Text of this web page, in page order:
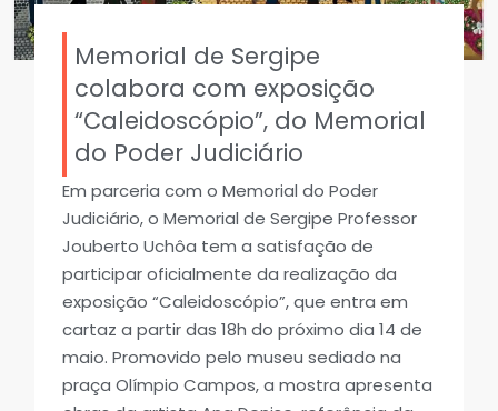
Memorial de Sergipe
colabora com exposição
“Caleidoscópio”, do Memorial
do Poder Judiciário
Em parceria com o Memorial do Poder
Judiciário, o Memorial de Sergipe Professor
Jouberto Uchôa tem a satisfação de
participar oficialmente da realização da
exposição “Caleidoscópio”, que entra em
cartaz a partir das 18h do próximo dia 14 de
maio. Promovido pelo museu sediado na
praça Olímpio Campos, a mostra apresenta